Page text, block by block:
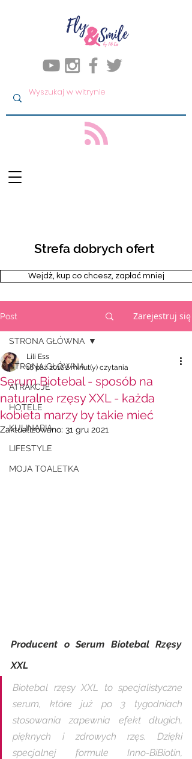
Strefa dobrych ofert
Wejdż, kup co chcesz, zapłać mniej
Post Zarejestruj się
STRONA GŁÓWNA
ATRAKCJE
HOTELE
KULINARIA
LIFESTYLE
MOJA TOALETKA
STRONA GŁÓWNA
Serum Biotebal - sposób na
naturalne rzęsy XXL - każda
kobieta marzy by takie mieć
Lili Ess
16 paź 20162 minut(y) czytania
Zaktualizowano: 31 gru 2021
Producent o Serum Biotebal Rzęsy
XXL
Biotebal rzęsy XXL to specjalistyczne
serum, które już po 3 tygodniach
stosowania zapewnia efekt długich,
pięknych i zdrowych rzęs. Dzięki
specjalnej formule Inno-BiBiotin,